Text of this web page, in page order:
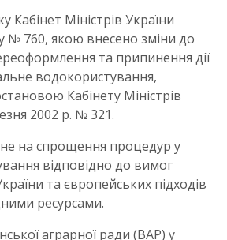
Кабінет Міністрів України
№ 760, якою внесено зміни до
та припинення дії
водокористування,
Кабінету Міністрів
2002 р. № 321.
на спрощення процедур у
відповідно до вимог
та європейських підходів
ресурсами.
аграрної ради (ВАР) у